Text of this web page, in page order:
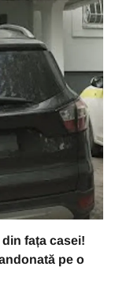
fața casei!
pe o